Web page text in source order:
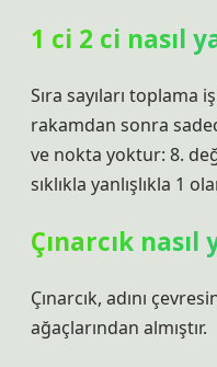
1 ci 2 ci nasıl
Sıra sayıları toplama
rakamdan sonra
ve nokta yoktur: 8.
sıklıkla yanlışlıkla 1
Çınarcık nasıl
Çınarcık, adını
ağaçlarından almıştır.